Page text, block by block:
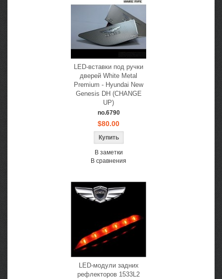
LED-вставки под ручки
дверей White Metal
Premium - Hyundai New
Genesis DH (CHANGE
UP)
no.6790
$80.00
В заметки
В сравнения
LED-модули задних
рефлекторов 1533L2